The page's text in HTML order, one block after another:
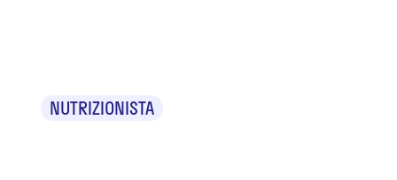
NUTRIZIONISTA